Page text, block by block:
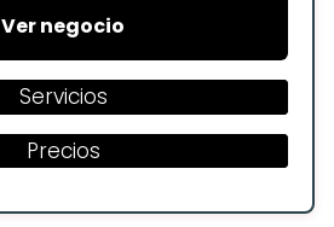
Ver negocio
Servicios
Precios